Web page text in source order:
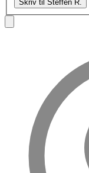
Skriv til Steffen R.